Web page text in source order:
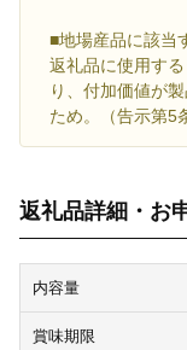
■地場産品に該当
返礼品に使用す
り、付加価値が
ため。（告示第5
返礼品詳細・お
内容量
賞味期限